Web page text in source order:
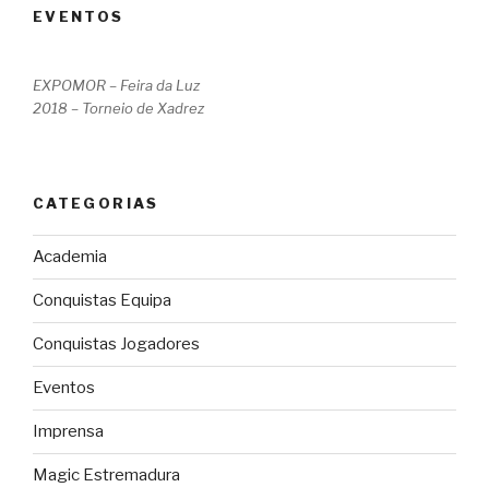
EVENTOS
EXPOMOR – Feira da Luz
2018 – Torneio de Xadrez
CATEGORIAS
Academia
Conquistas Equipa
Conquistas Jogadores
Eventos
Imprensa
Magic Estremadura